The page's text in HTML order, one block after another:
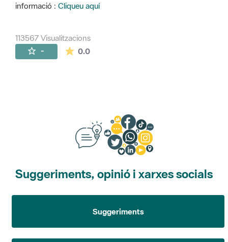
informació : Cliqueu aquí
113567 Visualitzacions
- 0.0La mitjana de les valoracions és de 0
Suggeriments, opinió i xarxes socials
Suggeriments